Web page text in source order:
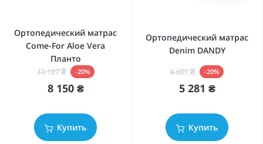
Ортопедический матрас
Come-For Aloe Vera
Планто
10 187 ₴ -20%
8 150 ₴
Купить
Ортопедический матрас
Denim DANDY
6 601 ₴ -20%
5 281 ₴
Купить